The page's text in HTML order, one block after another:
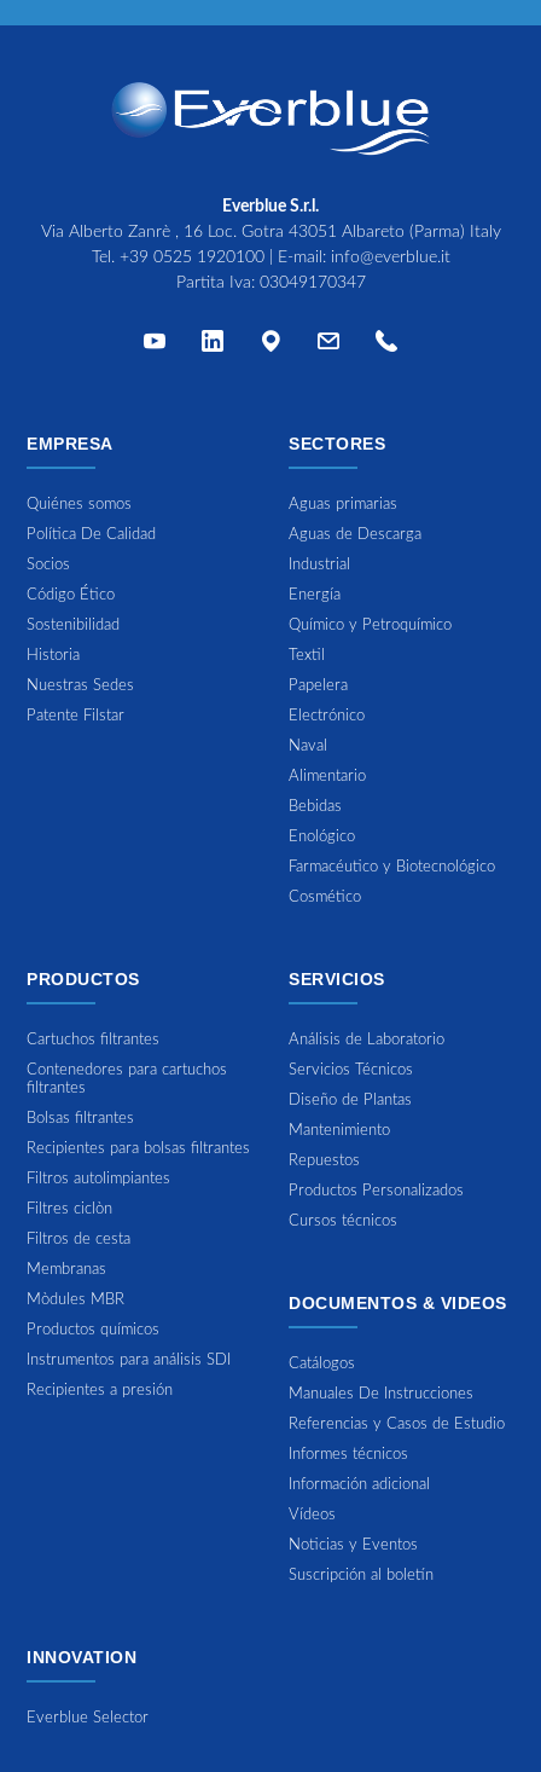
Everblue S.r.l.
Via Alberto Zanrè , 16 Loc. Gotra 43051 Albareto (Parma) Italy
Tel. +39 0525 1920100| E-mail: info@everblue.it
Partita Iva: 03049170347
EMPRESA
Quiénes somos
Política De Calidad
Socios
Código Ético
Sostenibilidad
Historia
Nuestras Sedes
Patente Filstar
SECTORES
Aguas primarias
Aguas de Descarga
Industrial
Energía
Químico y Petroquímico
Textil
Papelera
Electrónico
Naval
Alimentario
Bebidas
Enológico
Farmacéutico y Biotecnológico
Cosmético
PRODUCTOS
Cartuchos filtrantes
Contenedores para cartuchos
filtrantes
Bolsas filtrantes
Recipientes para bolsas filtrantes
Filtros autolimpiantes
Filtres ciclòn
Filtros de cesta
Membranas
Mòdules MBR
Productos químicos
Instrumentos para análisis SDI
Recipientes a presión
SERVICIOS
Análisis de Laboratorio
Servicios Técnicos
Diseño de Plantas
Mantenimiento
Repuestos
Productos Personalizados
Cursos técnicos
DOCUMENTOS & VIDEOS
Catálogos
Manuales De Instrucciones
Referencias y Casos de Estudio
Informes técnicos
Información adicional
Vídeos
Noticias y Eventos
Suscripción al boletín
INNOVATION
Everblue Selector